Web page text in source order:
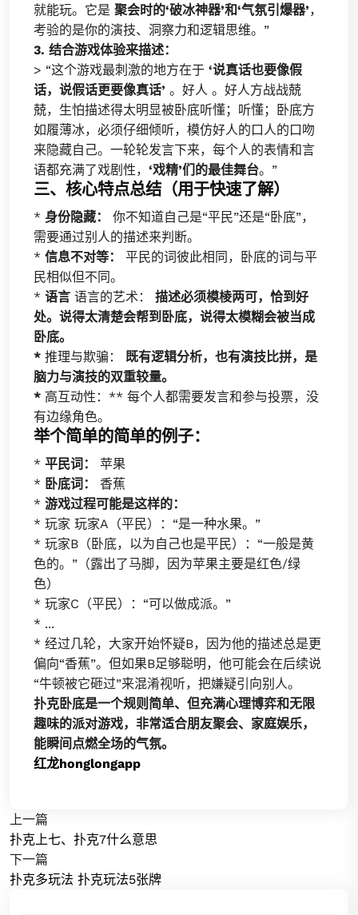
就能玩。它是 聚会时的‘破冰神器’和‘气氛引爆器’，
考验的是你的演技、洞察力和逻辑思维。”
3. 结合游戏体验来描述：
> “这个游戏最刺激的地方在于 ‘说真话也要像假
话，说假话更要像真话’ 。好人 。好人方战战兢
兢，生怕描述得太明显被卧底听懂；听懂；卧底方
如履薄冰，必须仔细倾听，模仿好人的口人的口吻
来隐藏自己。一轮轮发言下来，每个人的表情和言
语都充满了戏剧性， ‘戏精’们的最佳舞台。”
三、核心特点总结（用于快速了解）
* 身份隐藏：
你不知道自己是“平民”还是“卧底”，
需要通过别人的描述来判断。
* 信息不对等：
平民的词彼此相同，卧底的词与平
民相似但不同。
* 语言 语言的艺术：
描述必须模棱两可，恰到好
处。说得太清楚会帮到卧底，说得太模糊会被当成
卧底。
* 推理与欺骗：
既有逻辑分析，也有演技比拼，是
脑力与演技的双重较量。
* 高互动性：** 每个人都需要发言和参与投票，没
有边缘角色。
举个简单的简单的例子：
* 平民词：
苹果
* 卧底词：
香蕉
* 游戏过程可能是这样的：
* 玩家 玩家A（平民）：“是一种水果。”
* 玩家B（卧底，以为自己也是平民）：“一般是黄
色的。”（露出了马脚，因为苹果主要是红色/绿
色）
* 玩家C（平民）：“可以做成派。”
* ...
* 经过几轮，大家开始怀疑B，因为他的描述总是更
偏向“香蕉”。但如果B足够聪明，他可能会在后续说
“牛顿被它砸过”来混淆视听，把嫌疑引向别人。
扑克卧底是一个规则简单、但充满心理博弈和无限
趣味的派对游戏，非常适合朋友聚会、家庭娱乐，
能瞬间点燃全场的气氛。
红龙honglongapp
上一篇
扑克上七、扑克7什么意思
下一篇
扑克多玩法 扑克玩法5张牌